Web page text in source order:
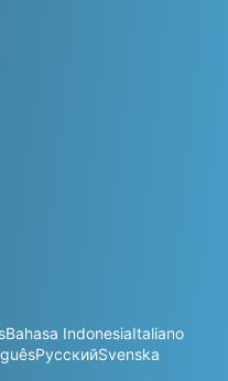
Bahasa IndonesiaItaliano
РусскийSvenska